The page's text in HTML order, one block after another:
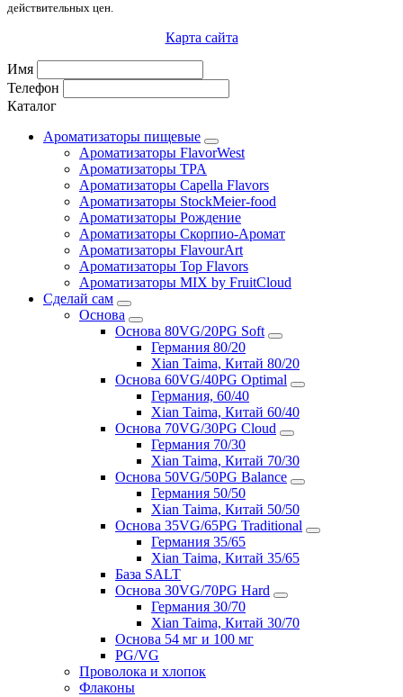
действительных цен.
Карта сайта
Имя
Телефон
Каталог
Ароматизаторы пищевые
Ароматизаторы FlavorWest
Ароматизаторы TPA
Ароматизаторы Capella Flavors
Ароматизаторы StockMeier-food
Ароматизаторы Рождение
Ароматизаторы Скорпио-Аромат
Ароматизаторы FlavourArt
Ароматизаторы Top Flavors
Ароматизаторы MIX by FruitCloud
Сделай сам
Основа
Основа 80VG/20PG Soft
Германия 80/20
Xian Taima, Китай 80/20
Основа 60VG/40PG Optimal
Германия, 60/40
Xian Taima, Китай 60/40
Основа 70VG/30PG Cloud
Германия 70/30
Xian Taima, Китай 70/30
Основа 50VG/50PG Balance
Германия 50/50
Xian Taima, Китай 50/50
Основа 35VG/65PG Traditional
Германия 35/65
Xian Taima, Китай 35/65
База SALT
Основа 30VG/70PG Hard
Германия 30/70
Xian Taima, Китай 30/70
Основа 54 мг и 100 мг
PG/VG
Проволока и хлопок
Флаконы